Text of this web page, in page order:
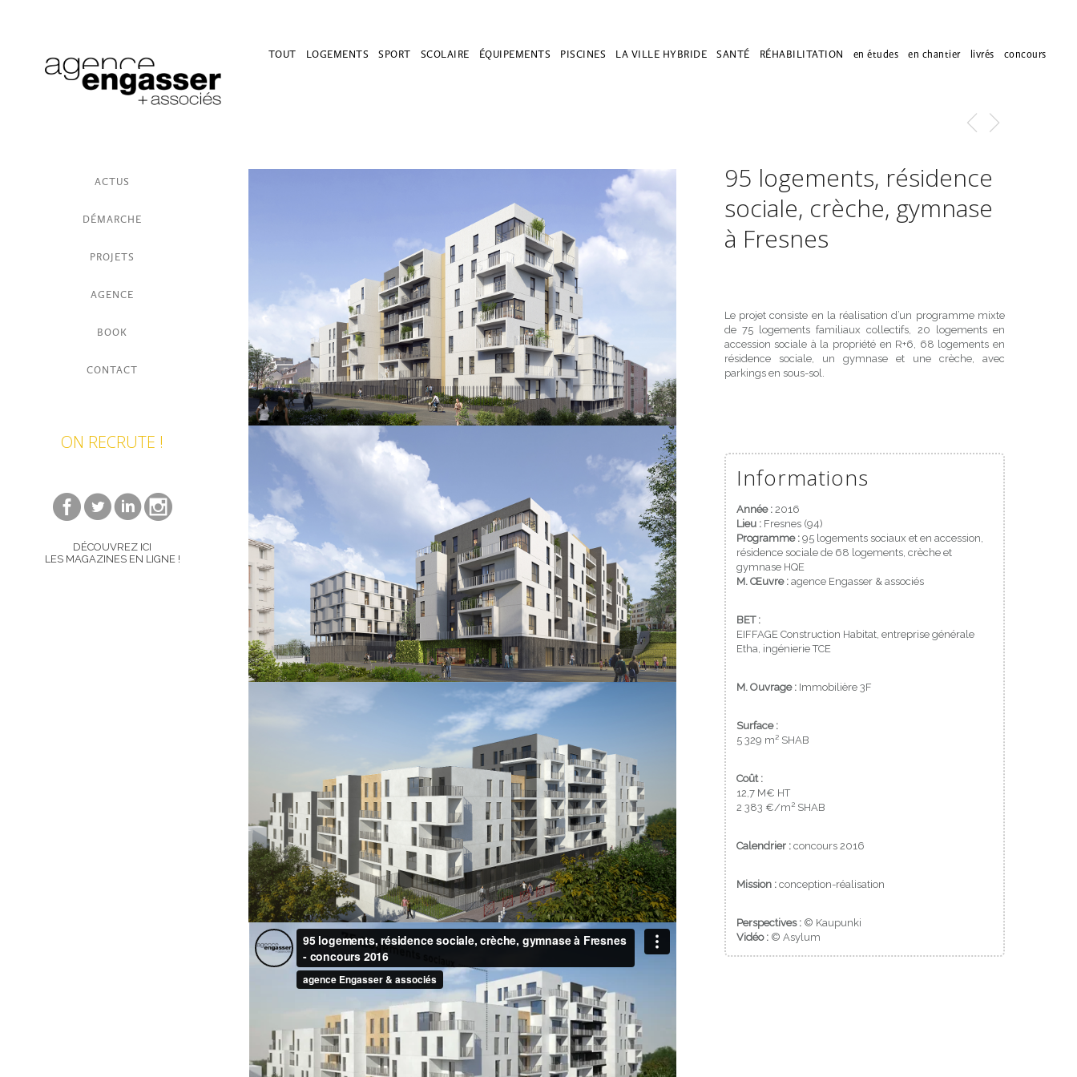
ACTUS
DÉMARCHE
PROJETS
AGENCE
BOOK
CONTACT
ON RECRUTE !
DÉCOUVREZ ICI
LES MAGAZINES EN LIGNE !
TOUT LOGEMENTS SPORT SCOLAIRE ÉQUIPEMENTS PISCINES LA VILLE HYBRIDE SANTÉ RÉHABILITATION en études en chantier livrés concours
95 logements, résidence
sociale, crèche, gymnase
à Fresnes
Le projet consiste en la réalisation d’un programme mixte
de 75 logements familiaux collectifs, 20 logements en
accession sociale à la propriété en R+6, 68 logements en
résidence sociale, un gymnase et une crèche, avec
parkings en sous-sol.
Informations
Année :2016
Lieu :Fresnes (94)
Programme :95 logements sociaux et en accession,
résidence sociale de 68 logements, crèche et
gymnase HQE
M. Œuvre :agence Engasser & associés
BET :
EIFFAGE Construction Habitat, entreprise générale
Etha, ingénierie TCE
M. Ouvrage : Immobilière 3F
Surface :
5 329 m² SHAB
Coût :
12,7 M€ HT
2 383 €/m2SHAB
Calendrier :concours 2016
Mission :conception-réalisation
Perspectives :© Kaupunki
Vidéo :© Asylum